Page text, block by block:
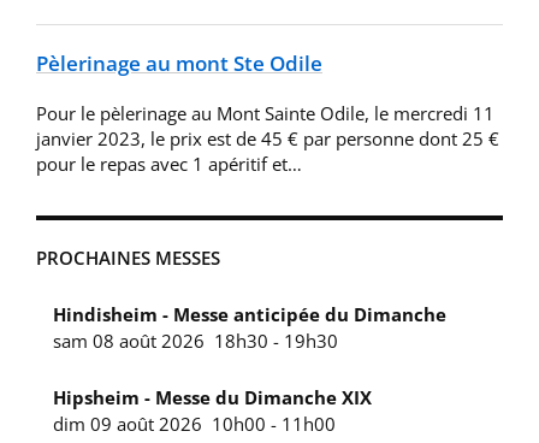
PROCHAINES MESSES
Hindisheim - Messe anticipée du Dimanche
sam 08 août 2026 18h30 - 19h30
Hipsheim - Messe du Dimanche XIX
dim 09 août 2026 10h00 - 11h00
Pèlerinage au mont Ste Odile
Pour le pèlerinage au Mont Sainte Odile, le mercredi 11
janvier 2023, le prix est de 45 € par personne dont 25 €
pour le repas avec 1 apéritif et…